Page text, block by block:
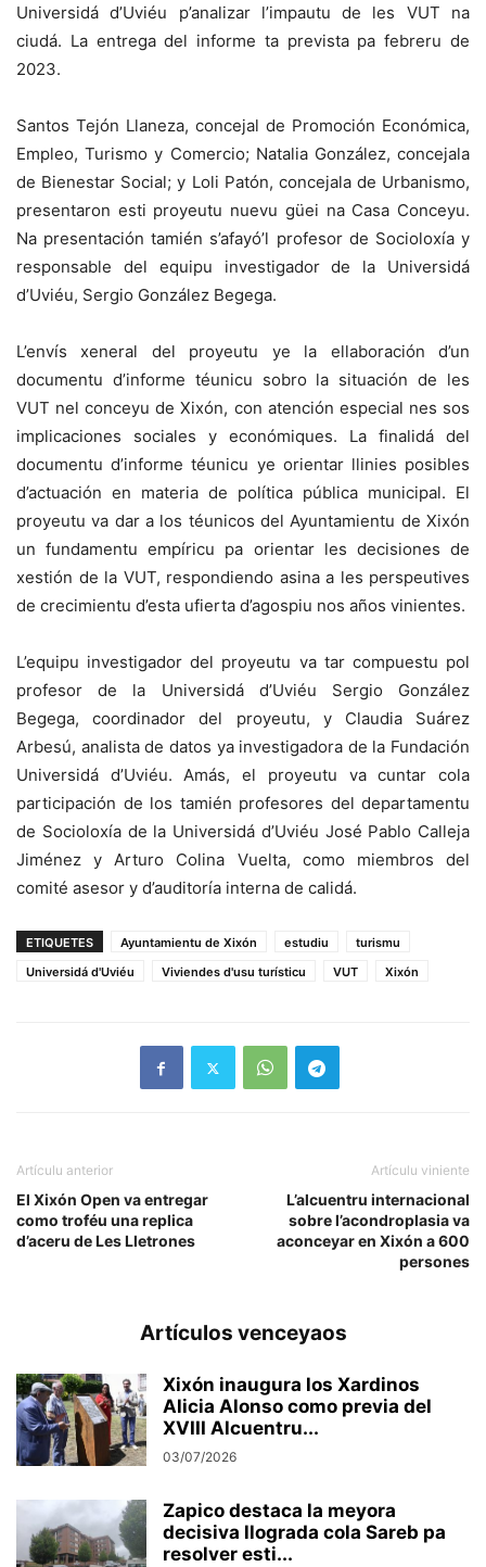
Universidá d’Uviéu p’analizar l’impautu de les VUT na
ciudá. La entrega del informe ta prevista pa febreru de
2023.
Santos Tejón Llaneza, concejal de Promoción Económica,
Empleo, Turismo y Comercio; Natalia González, concejala
de Bienestar Social; y Loli Patón, concejala de Urbanismo,
presentaron esti proyeutu nuevu güei na Casa Conceyu.
Na presentación tamién s’afayó’l profesor de Socioloxía y
responsable del equipu investigador de la Universidá
d’Uviéu, Sergio González Begega.
L’envís xeneral del proyeutu ye la ellaboración d’un
documentu d’informe téunicu sobro la situación de les
VUT nel conceyu de Xixón, con atención especial nes sos
implicaciones sociales y económiques. La finalidá del
documentu d’informe téunicu ye orientar llinies posibles
d’actuación en materia de política pública municipal. El
proyeutu va dar a los téunicos del Ayuntamientu de Xixón
un fundamentu empíricu pa orientar les decisiones de
xestión de la VUT, respondiendo asina a les perspeutives
de crecimientu d’esta ufierta d’agospiu nos años vinientes.
L’equipu investigador del proyeutu va tar compuestu pol
profesor de la Universidá d’Uviéu Sergio González
Begega, coordinador del proyeutu, y Claudia Suárez
Arbesú, analista de datos ya investigadora de la Fundación
Universidá d’Uviéu. Amás, el proyeutu va cuntar cola
participación de los tamién profesores del departamentu
de Socioloxía de la Universidá d’Uviéu José Pablo Calleja
Jiménez y Arturo Colina Vuelta, como miembros del
comité asesor y d’auditoría interna de calidá.
ETIQUETES Ayuntamientu de Xixón estudiu
turismu
Universidá d'Uviéu
Viviendes d'usu turísticu VUT Xixón
Artículu anterior
El Xixón Open va entregar
como troféu una replica
d’aceru de Les Lletrones
Artículu viniente
L’alcuentru internacional
sobre l’acondroplasia va
aconceyar en Xixón a 600
persones
Artículos venceyaos
Xixón inaugura los Xardinos
Alicia Alonso como previa del
XVIII Alcuentru...
03/07/2026
Zapico destaca la meyora
decisiva llograda cola Sareb pa
resolver esti...